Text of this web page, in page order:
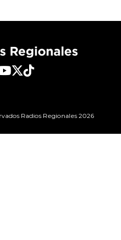
Radios Regionales 2026